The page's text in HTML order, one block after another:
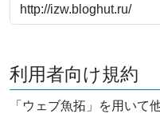
利用者向け規約
「ウェブ魚拓」を用いて